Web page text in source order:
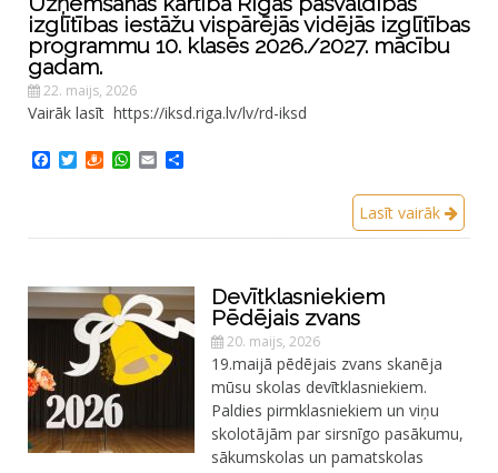
izglītības iestāžu vispārējās vidējās izglītības
programmu 10. klasēs 2026./2027. mācību
gadam.
22. maijs, 2026
Vairāk lasīt https://iksd.riga.lv/lv/rd-iksd
Facebook
TwitterDraugiem
WhatsApp
Email
Lasīt vairāk
Devītklasniekiem
Pēdējais zvans
20. maijs, 2026
19.maijā pēdējais zvans skanēja
mūsu skolas devītklasniekiem.
Paldies pirmklasniekiem un viņu
skolotājām par sirsnīgo pasākumu,
sākumskolas un pamatskolas